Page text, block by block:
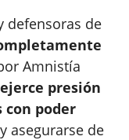
defensoras de
Amnistía
ejerce presión
con poder
asegurarse de